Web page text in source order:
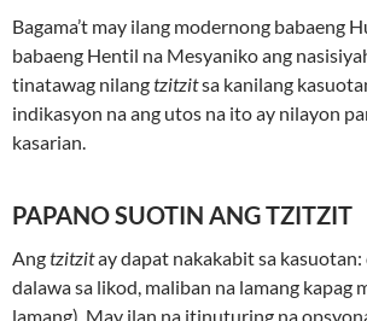
Bagama’t may ilang modernong babaeng
babaeng Hentil na Mesyaniko ang
tinatawag nilangtzitzitsa kanilang
indikasyon na ang utos na ito ay nilayon
kasarian.
PAPANO SUOTIN ANG TZITZIT
Angtzitzitay dapat nakakabit sa kasuotan:
dalawa sa likod, maliban na lamang kapag
lamang). May ilan na itinuturing na